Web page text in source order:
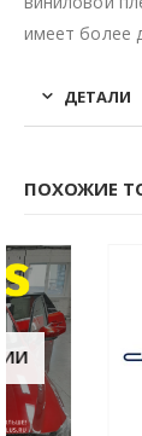
имеет более
ДЕТАЛИ
ПОХОЖИЕ